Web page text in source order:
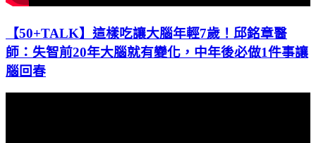
【50+TALK】這樣吃讓大腦年輕7歲！邱銘章醫
師：失智前20年大腦就有變化，中年後必做1件事讓
腦回春